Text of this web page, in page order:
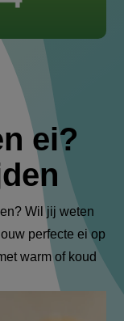
ei?
Wil jij weten
perfecte ei op
warm of koud